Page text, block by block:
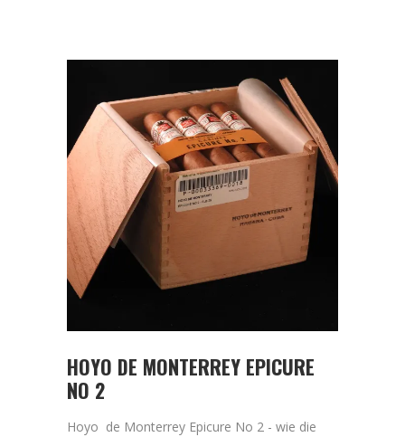
HOYO DE MONTERREY EPICURE
NO 2
Hoyo de Monterrey Epicure No 2 - wie die